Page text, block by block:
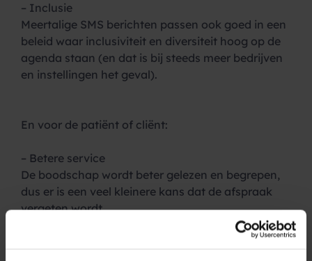
– Inclusie
Meertalige SMS berichten passen ook goed in een
beleid waar inclusiviteit en diversiteit hoog op de
agenda staan (en dat is bij steeds meer bedrijven
en instellingen het geval).
En voor de patiënt of cliënt:
– Betere service
De boodschap wordt beter gelezen en begrepen,
dus er is een veel kleinere kans dat de afspraak
vergeten wordt.